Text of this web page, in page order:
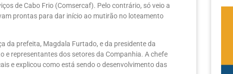
de Cabo Frio (Comsercaf). Pelo contrário, só veio a
prontas para dar início ao mutirão no loteamento
da prefeita, Magdala Furtado, e da presidente da
representantes dos setores da Companhia. A chefe
e explicou como está sendo o desenvolvimento das